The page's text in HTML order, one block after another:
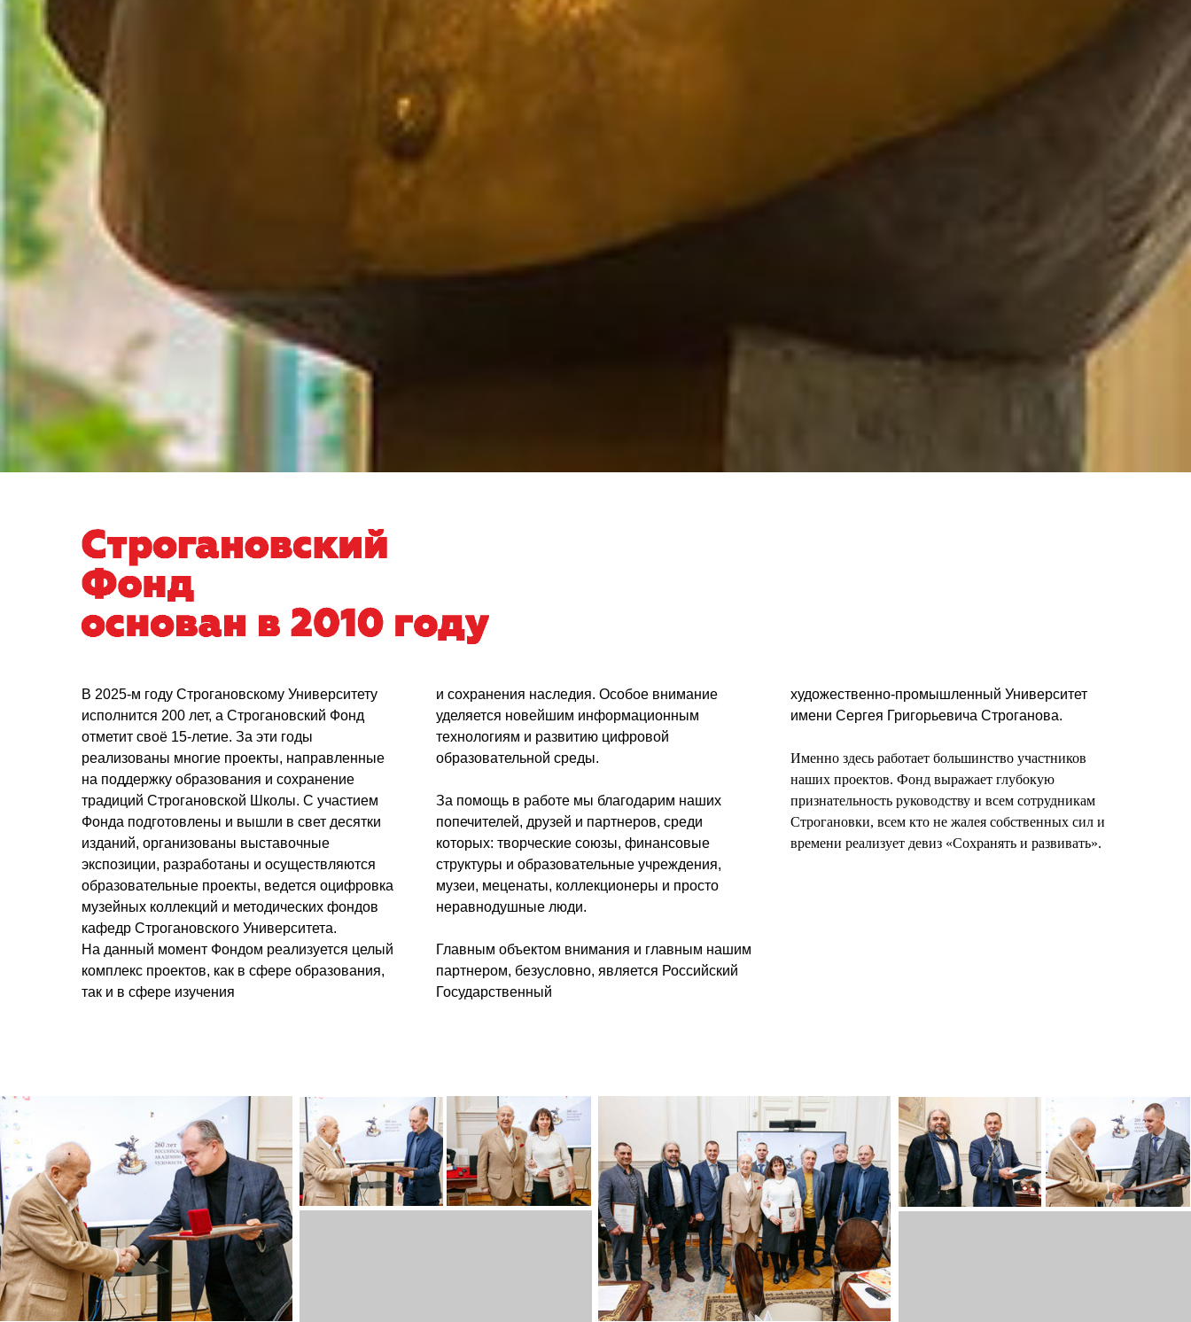
В 2025-м году Строгановскому Университету
исполнится 200 лет, а Строгановский Фонд
отметит своё 15-летие. За эти годы
реализованы многие проекты, направленные
на поддержку образования и сохранение
традиций Строгановской Школы. С участием
Фонда подготовлены и вышли в свет десятки
изданий, организованы выставочные
экспозиции, разработаны и осуществляются
образовательные проекты, ведется оцифровка
музейных коллекций и методических фондов
кафедр Строгановского Университета.
На данный момент Фондом реализуется целый
комплекс проектов, как в сфере образования,
так и в сфере изучения
и сохранения наследия. Особое внимание
уделяется новейшим информационным
технологиям и развитию цифровой
образовательной среды.
За помощь в работе мы благодарим наших
попечителей, друзей и партнеров, среди
которых: творческие союзы, финансовые
структуры и образовательные учреждения,
музеи, меценаты, коллекционеры и просто
неравнодушные люди.
Главным объектом внимания и главным нашим
партнером, безусловно, является Российский
Государственный
художественно-промышленный Университет
имени Сергея Григорьевича Строганова.
Именно здесь работает большинство участников
наших проектов. Фонд выражает глубокую
признательность руководству и всем сотрудникам
Строгановки, всем кто не жалея собственных сил и
времени реализует девиз «Сохранять и развивать».